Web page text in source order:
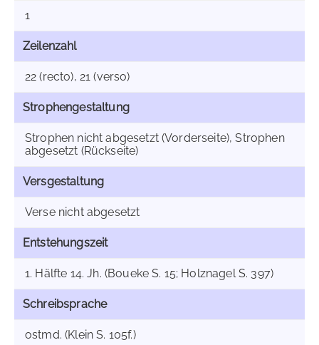
1
Zeilenzahl
22 (recto), 21 (verso)
Strophengestaltung
Strophen nicht abgesetzt (Vorderseite), Strophen
abgesetzt (Rückseite)
Versgestaltung
Verse nicht abgesetzt
Entstehungszeit
1. Hälfte 14. Jh. (Boueke S. 15; Holznagel S. 397)
Schreibsprache
ostmd. (Klein S. 105f.)